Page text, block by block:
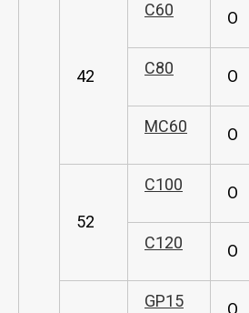
42
C60 O
C80 O
MC60 O
52
C100 O
C120 O
GP15 O